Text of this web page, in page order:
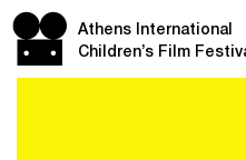
Athens International
Children’s Film